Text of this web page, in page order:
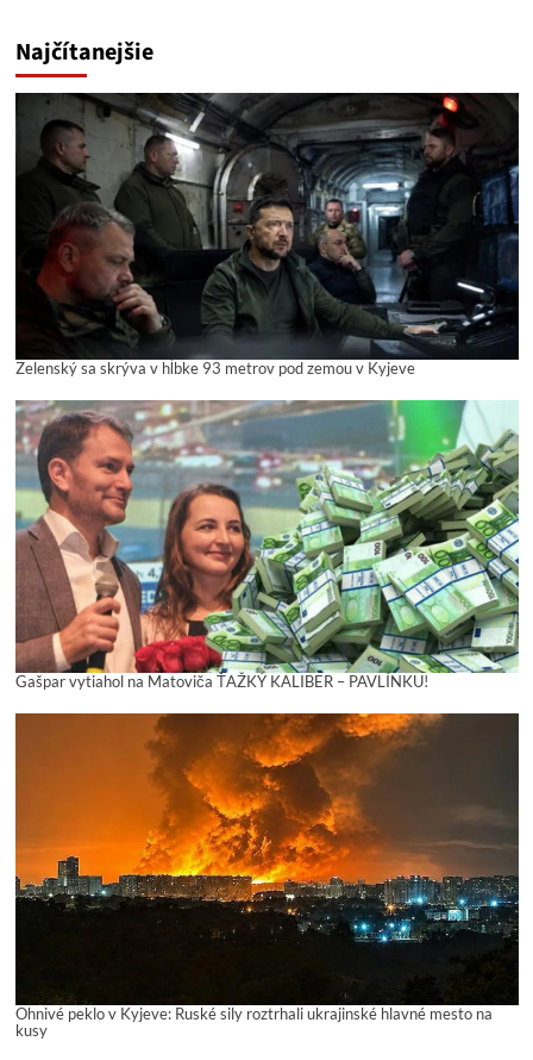
Najčítanejšie
Zelenský sa skrýva v hĺbke 93 metrov pod zemou v Kyjeve
Gašpar vytiahol na Matoviča ŤAŽKÝ KALIBER – PAVLÍNKU!
Ohnivé peklo v Kyjeve: Ruské sily roztrhali ukrajinské hlavné mesto na
kusy